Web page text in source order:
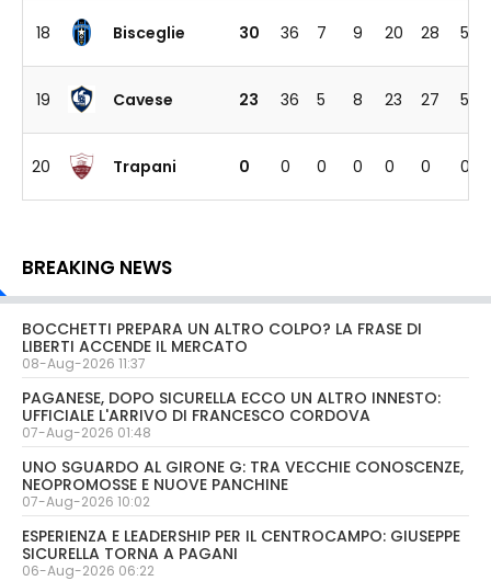
18 Bisceglie 30 36 7 9 20 28 51
19 Cavese 23 36 5 8 23 27 55
20 Trapani 0 0 0 0 0 0 0
BREAKING NEWS
BOCCHETTI PREPARA UN ALTRO COLPO? LA FRASE DI
LIBERTI ACCENDE IL MERCATO
08-Aug-2026 11:37
PAGANESE, DOPO SICURELLA ECCO UN ALTRO INNESTO:
UFFICIALE L'ARRIVO DI FRANCESCO CORDOVA
07-Aug-2026 01:48
UNO SGUARDO AL GIRONE G: TRA VECCHIE CONOSCENZE,
NEOPROMOSSE E NUOVE PANCHINE
07-Aug-2026 10:02
ESPERIENZA E LEADERSHIP PER IL CENTROCAMPO: GIUSEPPE
SICURELLA TORNA A PAGANI
06-Aug-2026 06:22